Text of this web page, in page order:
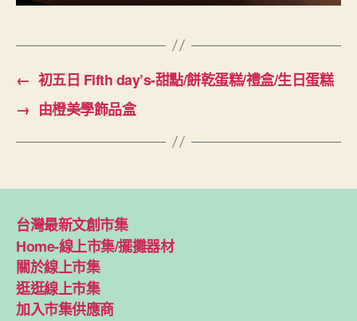
← 初五日 Fifth day’s-甜點/餅乾蛋糕/禮盒/生日蛋糕
→ 由橙美學飾品盒
台灣最新文創市集
Home-線上市集/擺攤器材
關於線上市集
逛逛線上市集
加入市集供應商